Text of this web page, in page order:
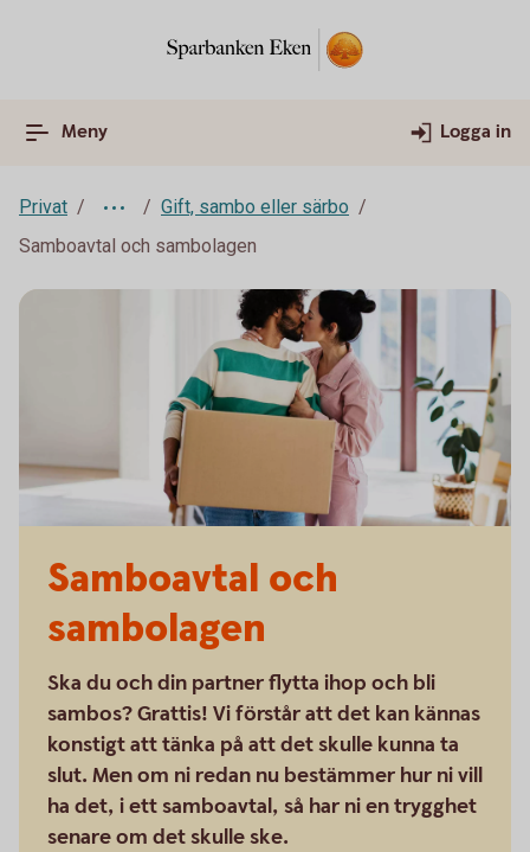
Meny Logga in
Privat
Gift, sambo eller särbo
Samboavtal och sambolagen
Samboavtal och
sambolagen
Ska du och din partner flytta ihop och bli
sambos? Grattis! Vi förstår att det kan kännas
konstigt att tänka på att det skulle kunna ta
slut. Men om ni redan nu bestämmer hur ni vill
ha det, i ett samboavtal, så har ni en trygghet
senare om det skulle ske.